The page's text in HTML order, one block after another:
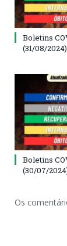
Boletins
(31/08/2024)
Boletins
(30/07/
Os